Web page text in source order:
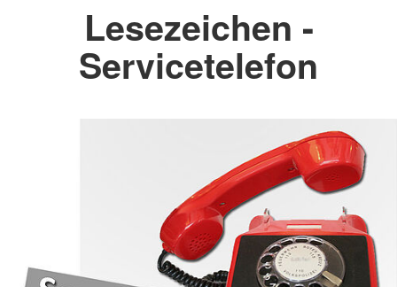
Lesezeichen -
Servicetelefon